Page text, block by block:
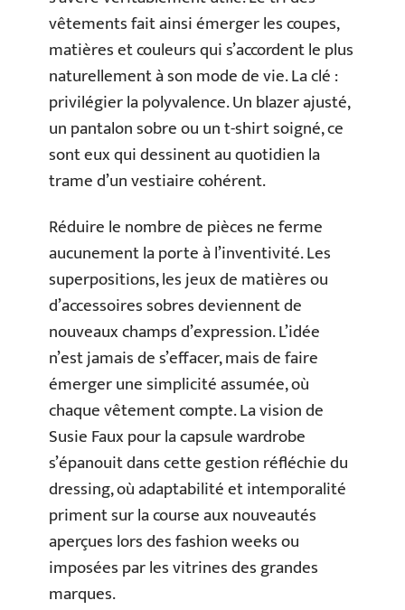
vêtements fait ainsi émerger les coupes,
matières et couleurs qui s’accordent le plus
naturellement à son mode de vie. La clé :
privilégier la polyvalence. Un blazer ajusté,
un pantalon sobre ou un t-shirt soigné, ce
sont eux qui dessinent au quotidien la
trame d’un vestiaire cohérent.
Réduire le nombre de pièces ne ferme
aucunement la porte à l’inventivité. Les
superpositions, les jeux de matières ou
d’accessoires sobres deviennent de
nouveaux champs d’expression. L’idée
n’est jamais de s’effacer, mais de faire
émerger une simplicité assumée, où
chaque vêtement compte. La vision de
Susie Faux pour la capsule wardrobe
s’épanouit dans cette gestion réfléchie du
dressing, où adaptabilité et intemporalité
priment sur la course aux nouveautés
aperçues lors des fashion weeks ou
imposées par les vitrines des grandes
marques.